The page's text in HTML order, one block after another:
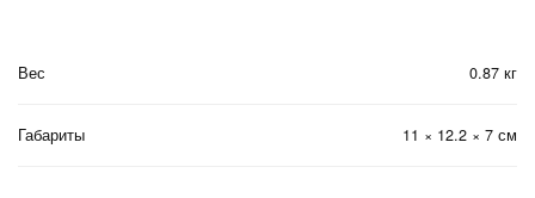
Вес 0.87 кг
Габариты 11 × 12.2 × 7 см